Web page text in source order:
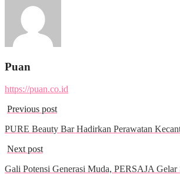
Puan
https://puan.co.id
Previous post
PURE Beauty Bar Hadirkan Perawatan
Next post
Gali Potensi Generasi Muda, PERSAJA